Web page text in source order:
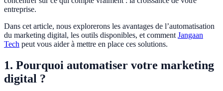
entreprise.
Dans cet article, nous explorerons les avantages de l’automatisation
du marketing digital, les outils disponibles, et comment Jangaan
Tech peut vous aider à mettre en place ces solutions.
1. Pourquoi automatiser votre marketing
digital ?